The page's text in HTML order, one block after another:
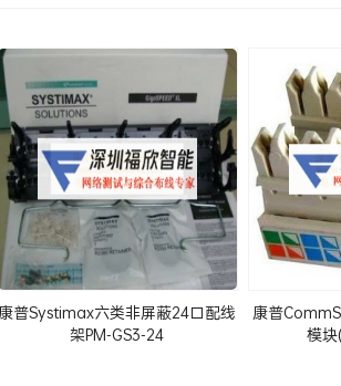
康普Systimax六类非屏蔽24口配线
架PM-GS3-24
康普
模